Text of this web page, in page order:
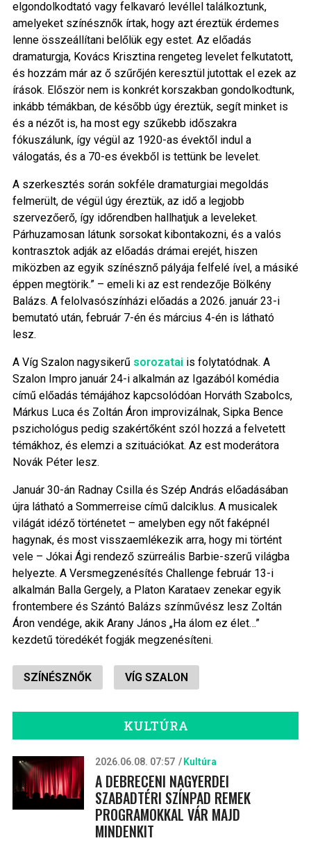
elgondolkodtató vagy felkavaró levéllel találkoztunk,
amelyeket színésznők írtak, hogy azt éreztük érdemes
lenne összeállítani belőlük egy estet. Az előadás
dramaturgja, Kovács Krisztina rengeteg levelet felkutatott,
és hozzám már az ő szűrőjén keresztül jutottak el ezek az
írások. Először nem is konkrét korszakban gondolkodtunk,
inkább témákban, de később úgy éreztük, segít minket is
és a nézőt is, ha most egy szűkebb időszakra
fókuszálunk, így végül az 1920-as évektől indul a
válogatás, és a 70-es évekből is tettünk be levelet.
A szerkesztés során sokféle dramaturgiai megoldás
felmerült, de végül úgy éreztük, az idő a legjobb
szervezőerő, így időrendben hallhatjuk a leveleket.
Párhuzamosan látunk sorsokat kibontakozni, és a valós
kontrasztok adják az előadás drámai erejét, hiszen
miközben az egyik színésznő pályája felfelé ível, a másiké
éppen megtörik.” – emeli ki az est rendezője Bölkény
Balázs. A felolvasószínházi előadás a 2026. január 23-i
bemutató után, február 7-én és március 4-én is látható
lesz.
A Víg Szalon nagysikerű sorozatai is folytatódnak. A
Szalon Impro január 24-i alkalmán az Igazából komédia
című előadás témájához kapcsolódóan Horváth Szabolcs,
Márkus Luca és Zoltán Áron improvizálnak, Sipka Bence
pszichológus pedig szakértőként szól hozzá a felvetett
témákhoz, és elemzi a szituációkat. Az est moderátora
Novák Péter lesz.
Január 30-án Radnay Csilla és Szép András előadásában
újra látható a Sommerreise című dalciklus. A musicalek
világát idéző történetet – amelyben egy nőt faképnél
hagynak, és most visszaemlékezik arra, hogy mi történt
vele – Jókai Ági rendező szürreális Barbie-szerű világba
helyezte. A Versmegzenésítés Challenge február 13-i
alkalmán Balla Gergely, a Platon Karataev zenekar egyik
frontembere és Szántó Balázs színművész lesz Zoltán
Áron vendége, akik Arany János „Ha álom ez élet…”
kezdetű töredékét fogják megzenésíteni.
SZÍNÉSZNŐK VÍG SZALON
KULTÚRA
2026.06.08. 07:57 Kultúra
A DEBRECENI NAGYERDEI
SZABADTÉRI SZÍNPAD REMEK
PROGRAMOKKAL VÁR MAJD
MINDENKIT